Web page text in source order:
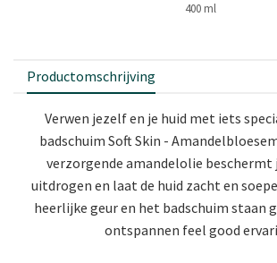
400 ml
Productomschrijving
Verwen jezelf en je huid met iets
badschuim Soft Skin -
verzorgende amandelolie beschermt
uitdrogen en laat de huid zacht en
heerlijke geur en het badschuim staan
ontspannen feel good